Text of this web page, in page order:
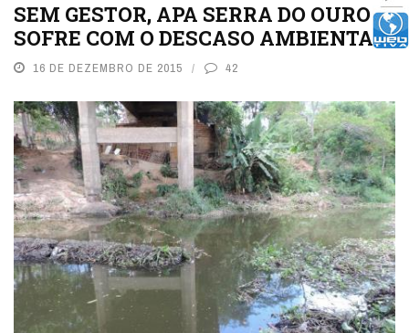
SEM GESTOR, APA SERRA DO OURO
SOFRE COM O DESCASO AMBIENTAL
16 DE DEZEMBRO DE 2015 42